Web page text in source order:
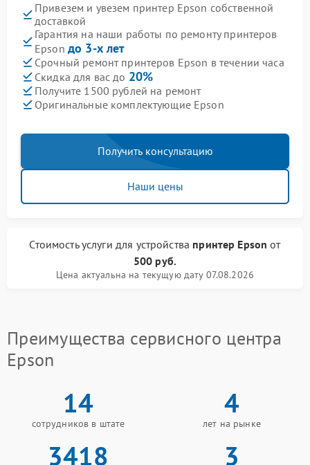
Привезем и увезем принтер Epson собственной
доставкой
Гарантия на наши работы по ремонту принтеров
Epson до 3-х лет
Срочный ремонт принтеров Epson в течении часа
Скидка для вас до 20%
Получите 1500 рублей на ремонт
Оригинальные комплектующие Epson
Получить консультацию
Наши цены
Стоимость услуги для устройства принтер Epson от
500 руб.
Цена актуальна на текущую дату 07.08.2026
Преимущества сервисного центра
Epson
14
сотрудников в штате
4
лет на рынке
3418 3